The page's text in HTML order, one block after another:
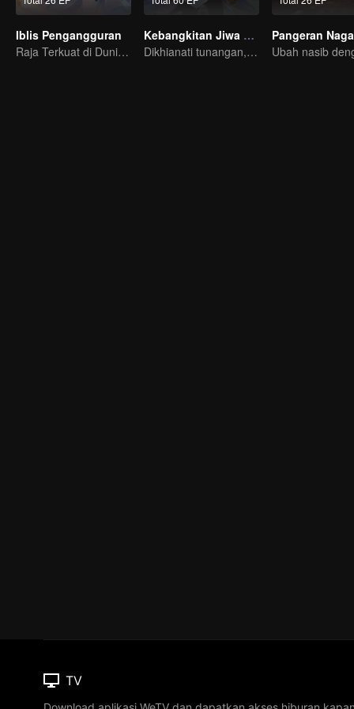
Iblis Pengangguran
Raja Terkuat di Dunia Iblis Tiba-tiba di PHK?
Kebangkitan Jiwa Ganda
Dikhianati tunangan, Lin Fan kembali dengan kekuatan iblis dan dendam!
Pangeran Naga
TV